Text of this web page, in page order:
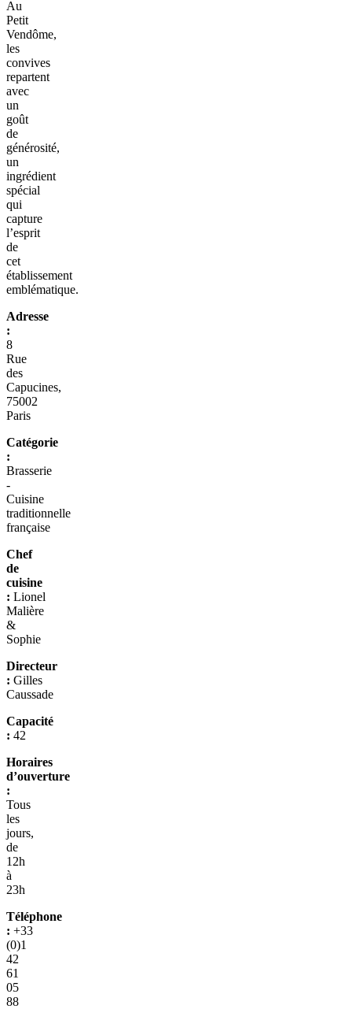
Au
Petit
Vendôme,
les
convives
repartent
avec
un
goût
de
générosité,
un
ingrédient
spécial
qui
capture
l’esprit
de
cet
établissement
emblématique.
Adresse
:
8
Rue
des
Capucines,
75002
Paris
Catégorie
:
Brasserie
-
Cuisine
traditionnelle
française
Chef
de
cuisine
: Lionel
Malière
&
Sophie
Directeur
: Gilles
Caussade
Capacité
: 42
Horaires
d’ouverture
:
Tous
les
jours,
de
12h
à
23h
Téléphone
: +33
(0)1
42
61
05
88